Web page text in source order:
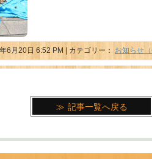
6月20日 6:52 PM | カテゴリー： お知らせ
記事一覧へ戻る